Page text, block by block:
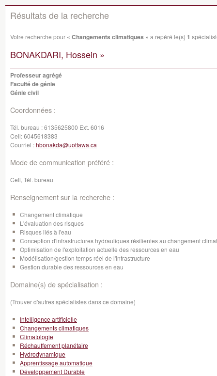
Résultats de la recherche
Votre recherche pour « Changements climatiques » a repéré le(s) 1
BONAKDARI, Hossein »
Professeur agrégé
Faculté de génie
Génie civil
Coordonnées :
Tél. bureau :6135625800 Ext. 6016
Cell:6045618383
Courriel :hbonakda@uottawa.ca
Mode de communication préféré :
Cell, Tél. bureau
Renseignement sur la recherche :
Changement climatique
L'évaluation des risques
Risques liés à l'eau
Conception d'infrastructures hydrauliques résilientes au changement
Optimisation de l'exploitation actuelle des ressources en eau
Modélisation/gestion temps réel de l'infrastructure
Gestion durable des ressources en eau
Domaine(s) de spécialisation :
(Trouver d'autres spécialistes dans ce domaine)
Intelligence artificielle
Changements climatiques
Climatologie
Réchauffement planétaire
Hydrodynamique
Apprentissage automatique
Développement Durable